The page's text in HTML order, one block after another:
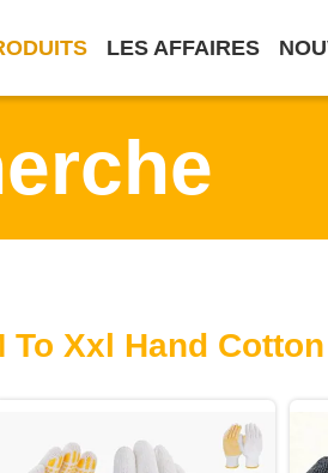
LES AFFAIRES
To Xxl Hand